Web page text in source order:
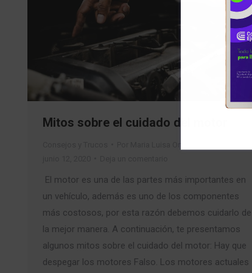
Mitos sobre el cuidado del motor
El motor es una de las partes más importantes en
un vehículo, además es uno de los componentes
más costosos, por esta razón debemos cuidarlo de
la mejor manera. A continuación, te presentamos
algunos mitos sobre el cuidado del motor: Hay que
despegar los motores Falso. Los motores actuales